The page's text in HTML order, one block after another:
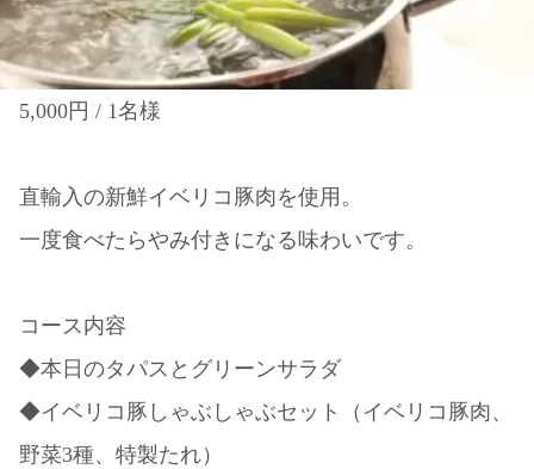
5,000円 / 1名様
直輸入の新鮮イベリコ豚肉を使用。
一度食べたらやみ付きになる味わいです。
コース内容
◆本日のタパスとグリーンサラダ
◆イベリコ豚しゃぶしゃぶセット（イベリコ豚肉、
野菜3種、特製たれ）